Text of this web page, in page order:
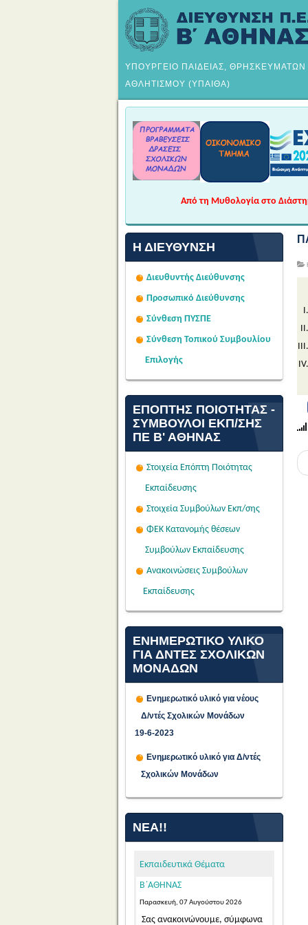
ΥΠΟΥΡΓΕΙΟ ΠΑΙΔΕΙΑΣ, ΘΡΗΣΚΕΥΜΑΤΩΝ
ΑΘΛΗΤΙΣΜΟΥ (ΥΠΑΙΘΑ)
Από τη Μυθολογία στο
Η ΔΙΕΎΘΥΝΣΗ
Διευθυντής Διεύθυνσης
Προσωπικό Διεύθυνσης
Σύνθεση ΠΥΣΠΕ
Σύνθεση Τοπικού Συμβουλίου
Επιλογής
ΕΠΌΠΤΗΣ ΠΟΙΌΤΗΤΑΣ -
ΣΎΜΒΟΥΛΟΙ ΕΚΠ/ΣΗΣ
ΠΕ Β' ΑΘΉΝΑΣ
Στοιχεία Επόπτη Ποιότητας
Εκπαίδευσης
Στοιχεία Συμβούλων Εκπ/σης
ΦΕΚ Κατανομής θέσεων
Συμβούλων Εκπαίδευσης
Ανακοινώσεις Συμβούλων
Εκπαίδευσης
ΕΝΗΜΕΡΩΤΙΚΟ ΥΛΙΚΟ
ΓΙΑ ΔΝΤΕΣ ΣΧΟΛΙΚΩΝ
ΜΟΝΑΔΩΝ
Ενημερωτικό υλικό για νέους
Δ/ντές Σχολικών Μονάδων
19-6-2023
Ενημερωτικό υλικό για Δ/ντές
Σχολικών Μονάδων
ΝΈΑ!!
Εκπαιδευτικά Θέματα
ΠΡΟΣΩΡΙΝΕΣ ΤΟΠΟΘΕΤΗΣΕΙΣ
2027 ΕΚΠΑΙΔΕΥΤΙΚΩΝ ΓΕΝΙΚΗΣ
ΚΑΙ ΕΙΔΙΚΗΣ ΑΓΩΓΗΣ
ΑΠΟΣΠΑΣΜΕΝΩΝ ΑΠΟ ΑΛΛΑ
ΠΥΣΠΕ/ΠΥΣΔΕ ΣΤΟ ΠΥΣΠΕ
Β΄ΑΘΗΝΑΣ
Σας ανακοινώνουμε, σύμφωνα
με την αριθμ. 15/7-8-2026 Πράξη
του Π.Υ.Σ.Π.Ε. Β΄ Αθήνας,...
More...